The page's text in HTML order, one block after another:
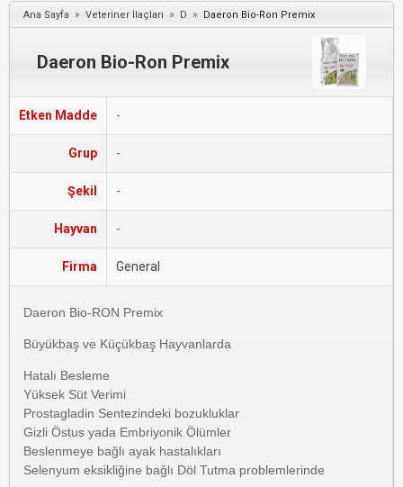
Ana Sayfa » Veteriner İlaçları » D » Daeron Bio-Ron Premix
Daeron Bio-Ron Premix
Etken Madde -
Grup -
Şekil -
Hayvan -
Firma General
Daeron Bio-RON Premix
Büyükbaş ve Küçükbaş Hayvanlarda
Hatalı Besleme
Yüksek Süt Verimi
Prostagladin Sentezindeki bozukluklar
Gizli Östus yada Embriyonik Ölümler
Beslenmeye bağlı ayak hastalıkları
Selenyum eksikliğine bağlı Döl Tutma problemlerinde